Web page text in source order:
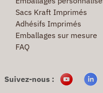
Sacs Kraft Imprimés
Adhésifs Imprimés
Emballages sur mesure
FAQ
Suivez-nous :